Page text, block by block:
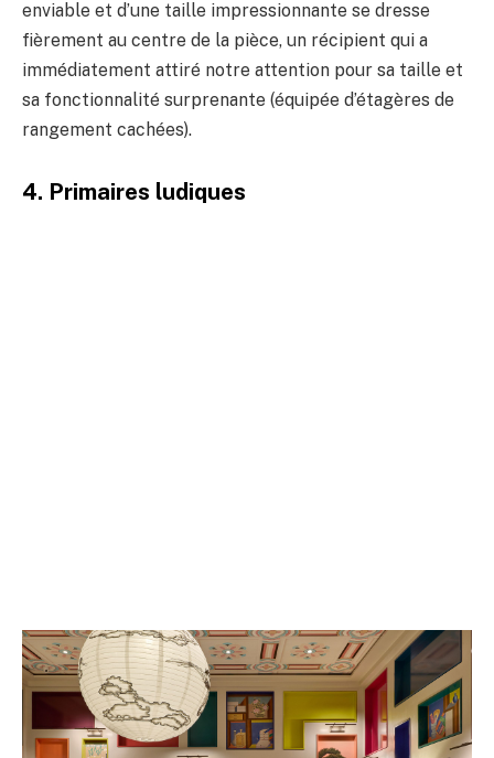
enviable et d’une taille impressionnante se dresse
fièrement au centre de la pièce, un récipient qui a
immédiatement attiré notre attention pour sa taille et
sa fonctionnalité surprenante (équipée d’étagères de
rangement cachées).
4. Primaires ludiques